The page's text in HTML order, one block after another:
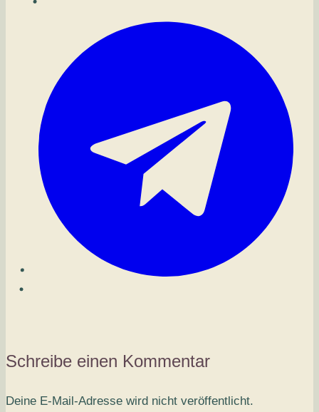
Schreibe einen Kommentar
Deine E-Mail-Adresse wird nicht veröffentlicht.